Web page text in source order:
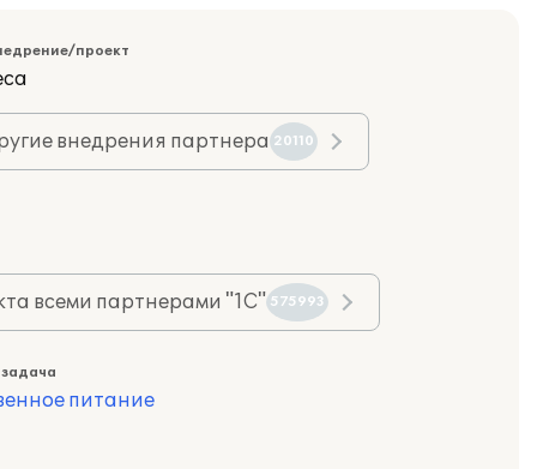
проект
внедрения партнера 20110
всеми партнерами "1С" 575993
питание